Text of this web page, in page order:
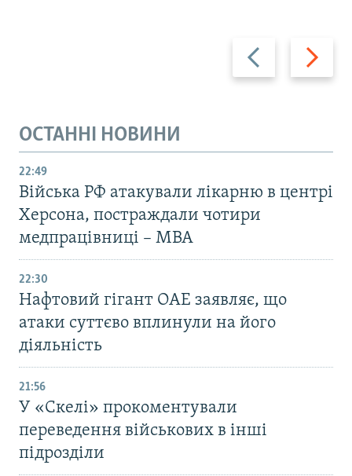
Назад Вперед
ОСТАННІ НОВИНИ
22:49
Війська РФ атакували лікарню в центрі
Херсона, постраждали чотири
медпрацівниці – МВА
22:30
Нафтовий гігант ОАЕ заявляє, що
атаки суттєво вплинули на його
діяльність
21:56
У «Скелі» прокоментували
переведення військових в інші
підрозділи